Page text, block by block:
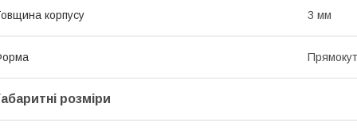
корпусу 3 мм
розміри